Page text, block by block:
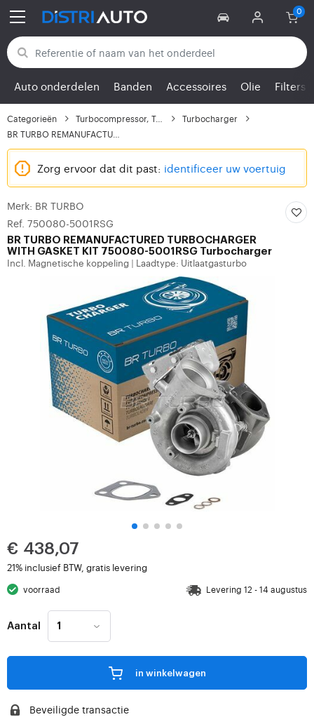
Terug naar categorieën
Auto onderdelen Banden Accessoires Olie Filters
Categorieën Turbocompressor, Turbo
Turbocharger
Zorg ervoor dat dit past: identificeer uw voertuig
Merk: BR TURBO
Ref. 750080-5001RSG
BR TURBO REMANUFACTURED TURBOCHARGER
WITH GASKET KIT 750080-5001RSG Turbocharger
Incl. Magnetische koppeling Laadtype: Uitlaatgasturbo
€ 438,07
21% inclusief BTW, gratis levering
voorraad Levering 12 - 14 augustus
Aantal
in winkelwagen
Beveiligde transactie